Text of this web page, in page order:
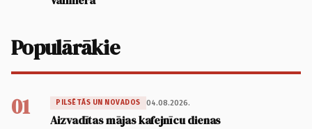
Populārākie
01 PILSĒTĀS UN NOVADOS 04.08.2026.
Aizvadītas mājas kafejnīcu dienas